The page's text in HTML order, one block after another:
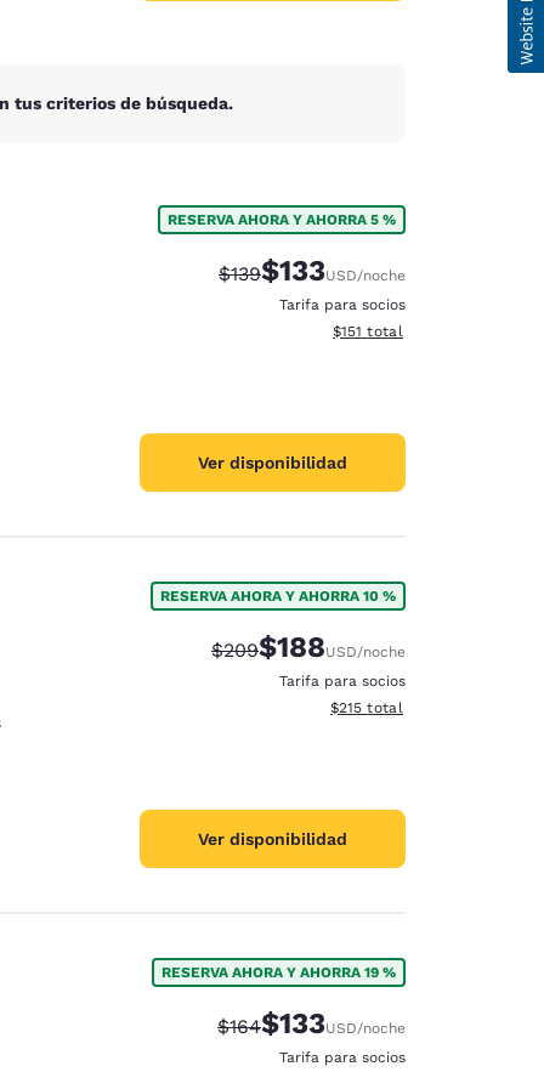
tus criterios de búsqueda.
RESERVA AHORA Y AHORRA 5 %
Precio tachado:
$139Precio con descuento:
$133USD/noche
Tarifa para socios
Ver detalles del total
$151 total
Ver disponibilidad
RESERVA AHORA Y AHORRA 10 %
Precio tachado:
$209Precio con descuento:
$188USD/noche
Tarifa para socios
Ver detalles del total
$215 total
Ver disponibilidad
RESERVA AHORA Y AHORRA 19 %
Precio tachado:
$164Precio con descuento:
$133USD/noche
Tarifa para socios